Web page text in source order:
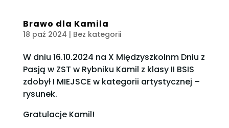
Brawo dla Kamila
18 paź 2024 | Bez kategorii
W dniu 16.10.2024 na X Międzyszkolnm Dniu z
Pasją w ZST w Rybniku Kamil z klasy II BSIS
zdobył I MIEJSCE w kategorii artystycznej –
rysunek.
Gratulacje Kamil!